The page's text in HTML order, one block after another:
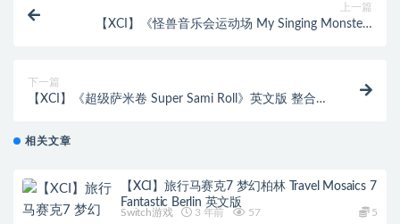
上一篇
【XCI】《怪兽音乐会运动场 My Singing Monsters
下一篇
【XCI】《超级萨米卷 Super Sami Roll》英文版 整合版
相关文章
【XCI】旅行马赛克7 梦幻柏林 Travel Mosaics 7
Fantastic Berlin 英文版
Switch游戏 3 年前 57 5